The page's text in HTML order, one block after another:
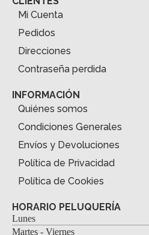
Mi Cuenta
Pedidos
Direcciones
Contraseña perdida
INFORMACIÓN
Quiénes somos
Condiciones Generales
Envíos y Devoluciones
Política de Privacidad
Política de Cookies
HORARIO PELUQUERÍA
Lunes
Martes - Viernes